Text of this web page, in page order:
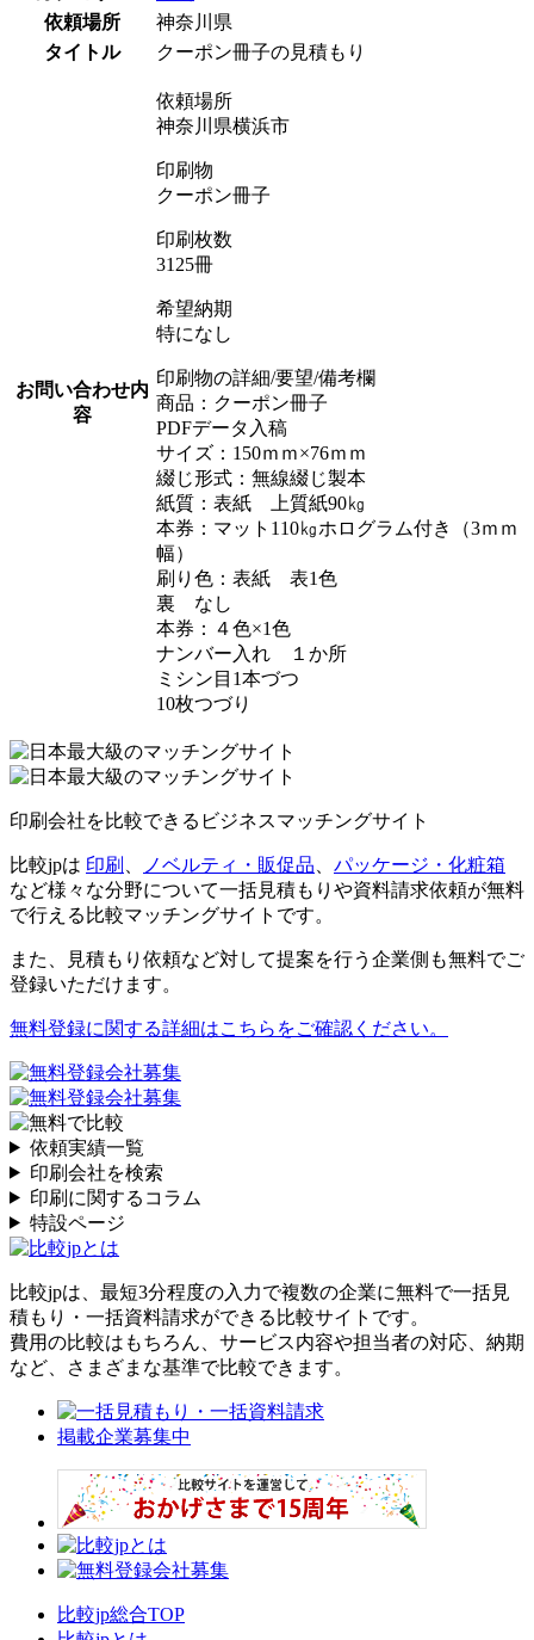
依頼場所
神奈川県
タイトル
クーポン冊子の見積もり
お問い合わせ内
容
依頼場所
神奈川県横浜市
印刷物
クーポン冊子
印刷枚数
3125冊
希望納期
特になし
印刷物の詳細/要望/備考欄
商品：クーポン冊子
PDFデータ入稿
サイズ：150ｍｍ×76ｍｍ
綴じ形式：無線綴じ製本
紙質：表紙 上質紙90㎏
本券：マット110㎏ホログラム付き（3ｍｍ
幅）
刷り色：表紙 表1色
裏 なし
本券：４色×1色
ナンバー入れ １か所
ミシン目1本づつ
10枚つづり
印刷会社を比較できるビジネスマッチングサイト
比較jpは 印刷 ノベルティ・販促品
パッケージ・化粧箱
など様々な分野について一括見積もりや資料請求依頼が無料
で行える比較マッチングサイトです。
また、見積もり依頼など対して提案を行う企業側も無料でご
登録いただけます。
無料登録に関する詳細はこちらをご確認ください。
依頼実績一覧
印刷会社を検索
印刷に関するコラム
特設ページ
比較jpは、 最短3分程度の入力で複数の企業に無料で一括見
積もり・一括資料請求ができる比較サイトです。
費用の比較はもちろん、サービス内容や担当者の対応、納期
など、さまざまな基準で比較できます。
掲載企業募集中
比較jp総合TOP